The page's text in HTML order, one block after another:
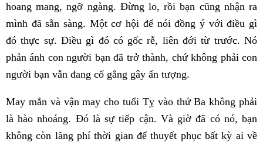
hoang mang, ngỡ ngàng. Đừng lo, rồi bạn cũng nhận ra
mình đã sẵn sàng. Một cơ hội để nói đồng ý với điều gì
đó thực sự. Điều gì đó có gốc rễ, liên đới từ trước. Nó
phản ánh con người bạn đã trở thành, chứ không phải con
người bạn vẫn đang cố gắng gây ấn tượng.
May mắn và vận may cho tuổi Tỵ vào thứ Ba không phải
là hào nhoáng. Đó là sự tiếp cận. Và giờ đã có nó, bạn
không còn lãng phí thời gian để thuyết phục bất kỳ ai về